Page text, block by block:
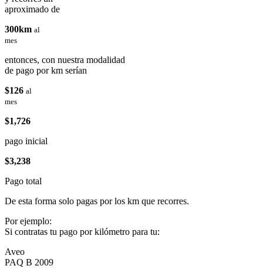
aproximado de
300km al
mes
entonces, con nuestra modalidad
de pago por km serían
$126 al
mes
$1,726
pago inicial
$3,238
Pago total
De esta forma solo pagas por los km que recorres.
Por ejemplo:
Si contratas tu pago por kilómetro para tu:
Aveo
PAQ B 2009